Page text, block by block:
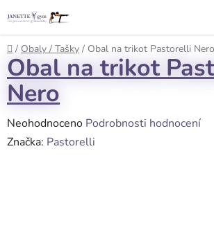
na
obsah
Domů
/ Obaly / Tašky / Obal na trikot Pastorelli Nero
Obal na trikot
Nero
Průměrné
hodnocení
Neohodnoceno Podrobnosti hodnocení
Značka: Pastorelli